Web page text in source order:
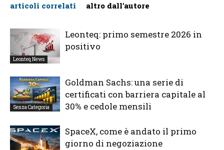
articoli correlati altro dall'autore
Leonteq News
Leonteq: primo semestre 2026 in
positivo
Senza Categoria
Goldman Sachs: una serie di
certificati con barriera capitale al
30% e cedole mensili
SpaceX, come è andato il primo
giorno di negoziazione